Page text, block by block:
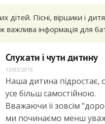
дітей. Пісні, віршики і
важлива інформація для
Слухати і чути дитину
13/03/2015
Наша дитина підростає,
усе більш самостійною.
Вважаючи її зовсім
ми починаємо менш